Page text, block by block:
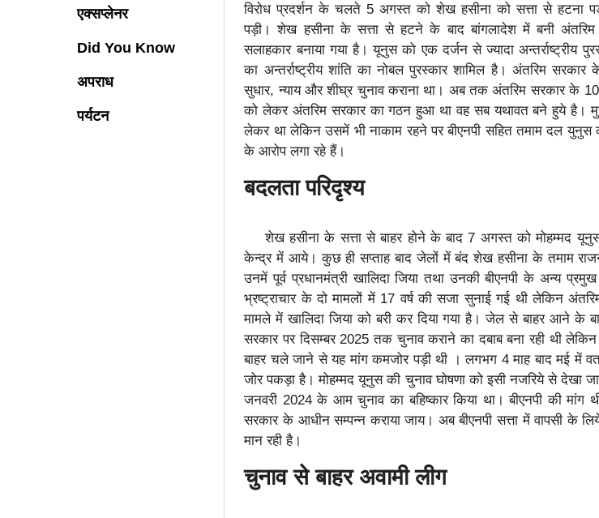
एक्सप्लेनर
Did You Know
अपराध
पर्यटन
विरोध प्रदर्शन के चलते 5 अगस्त को शेख हसीना को सत्ता से हटना
पड़ी। शेख हसीना के सत्ता से हटने के बाद बांगलादेश में बनी
सलाहकार बनाया गया है। यूनुस को एक दर्जन से ज्यादा अन्तर्राष्ट्रीय
का अन्तर्राष्ट्रीय शांति का नोबल पुरस्कार शामिल है। अंतरिम
सुधार, न्याय और शीघ्र चुनाव कराना था। अब तक अंतरिम सरकार के
को लेकर अंतरिम सरकार का गठन हुआ था वह सब यथावत बने हुये है।
लेकर था लेकिन उसमें भी नाकाम रहने पर बीएनपी सहित तमाम दल
के आरोप लगा रहे हैं।
बदलता परिदृश्य
शेख हसीना के सत्ता से बाहर होने के बाद 7 अगस्त को मोहम्मद
केन्द्र में आये। कुछ ही सप्ताह बाद जेलों में बंद शेख हसीना के तमाम
उनमें पूर्व प्रधानमंत्री खालिदा जिया तथा उनकी बीएनपी के अन्य
भ्रष्ट्राचार के दो मामलों में 17 वर्ष की सजा सुनाई गई थी लेकिन
मामले में खालिदा जिया को बरी कर दिया गया है। जेल से बाहर आने के
सरकार पर दिसम्बर 2025 तक चुनाव कराने का दबाब बना रही थी
बाहर चले जाने से यह मांग कमजोर पड़ी थी । लगभग 4 माह बाद मई में
जोर पकड़ा है। मोहम्मद यूनुस की चुनाव घोषणा को इसी नजरिये से देखा
जनवरी 2024 के आम चुनाव का बहिष्कार किया था। बीएनपी की मांग
सरकार के आधीन सम्पन्न कराया जाय। अब बीएनपी सत्ता में वापसी के
मान रही है।
चुनाव से बाहर अवामी लीग